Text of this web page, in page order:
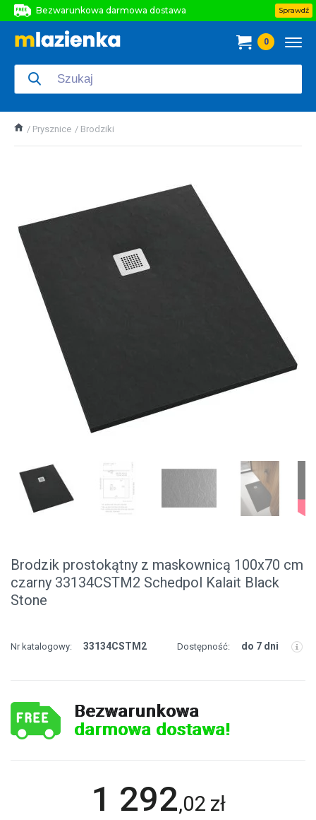
Bezwarunkowa darmowa dostawa
Bezwarunkowa darmowa dostawa
Sprawdź
0
Prysznice Brodziki
Brodzik prostokątny z maskownicą 100x70 cm
czarny 33134CSTM2 Schedpol Kalait Black
Stone
Nr katalogowy: 33134CSTM2 Dostępność: do 7 dni
Bezwarunkowa
darmowa dostawa!
1 292,02 zł